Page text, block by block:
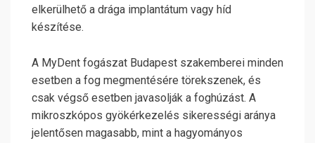
elkerülhető a drága implantátum vagy híd
készítése.
A MyDent fogászat Budapest szakemberei minden
esetben a fog megmentésére törekszenek, és
csak végső esetben javasolják a foghúzást. A
mikroszkópos gyökérkezelés sikerességi aránya
jelentősen magasabb, mint a hagyományos